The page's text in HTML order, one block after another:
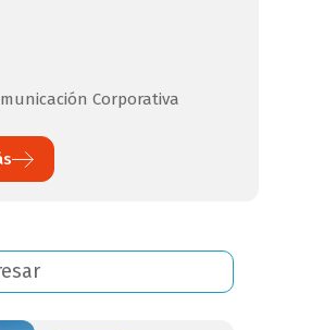
Corporativa